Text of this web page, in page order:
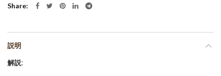
Share
説明
解説: